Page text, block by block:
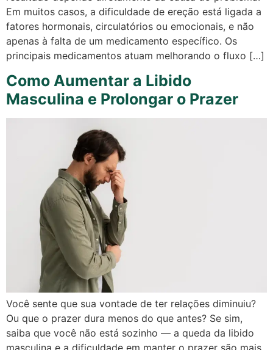
Em muitos casos, a dificuldade de ereção está ligada a
fatores hormonais, circulatórios ou emocionais, e não
apenas à falta de um medicamento específico. Os
principais medicamentos atuam melhorando o fluxo […]
Como Aumentar a Libido
Masculina e Prolongar o Prazer
Você sente que sua vontade de ter relações diminuiu?
Ou que o prazer dura menos do que antes? Se sim,
saiba que você não está sozinho — a queda da libido
masculina e a dificuldade em manter o prazer são mais